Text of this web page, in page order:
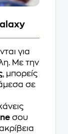
για
Με την
, μπορείς
σε
σου